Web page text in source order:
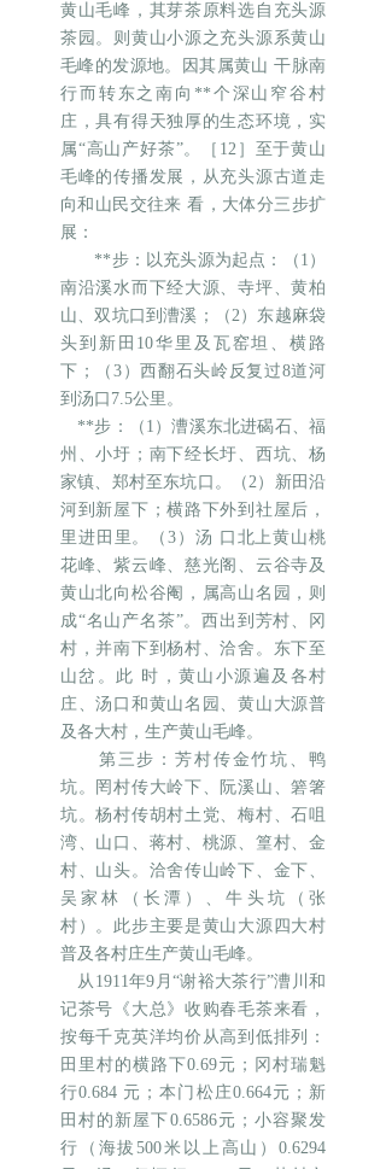
黄山毛峰，其芽茶原料选自充头源
茶园。则黄山小源之充头源系黄山
毛峰的发源地。因其属黄山 干脉南
行而转东之南向**个深山窄谷村
庄，具有得天独厚的生态环境，实
属“高山产好茶”。［12］至于黄山
毛峰的传播发展，从充头源古道走
向和山民交往来 看，大体分三步扩
展：
**步：以充头源为起点：（1）
南沿溪水而下经大源、寺坪、黄柏
山、双坑口到漕溪；（2）东越麻袋
头到新田10华里及瓦窑坦、横路
下；（3）西翻石头岭反复过8道河
到汤口7.5公里。
**步：（1）漕溪东北进碣石、福
州、小圩；南下经长圩、西坑、杨
家镇、郑村至东坑口。（2）新田沿
河到新屋下；横路下外到社屋后，
里进田里。（3）汤 口北上黄山桃
花峰、紫云峰、慈光阁、云谷寺及
黄山北向松谷阉，属高山名园，则
成“名山产名茶”。西出到芳村、冈
村，并南下到杨村、洽舍。东下至
山岔。此 时，黄山小源遍及各村
庄、汤口和黄山名园、黄山大源普
及各大村，生产黄山毛峰。
第三步：芳村传金竹坑、鸭
坑。罔村传大岭下、阮溪山、箬箸
坑。杨村传胡村土党、梅村、石咀
湾、山口、蒋村、桃源、篁村、金
村、山头。洽舍传山岭下、金下、
吴家林（长潭）、牛头坑（张
村）。此步主要是黄山大源四大村
普及各村庄生产黄山毛峰。
从1911年9月“谢裕大茶行”漕川和
记茶号《大总》收购春毛茶来看，
按每千克英洋均价从高到低排列：
田里村的横路下0.69元；冈村瑞魁
行0.684 元；本门松庄0.664元；新
田村的新屋下0.6586元；小容聚发
行（海拔500米以上高山）0.6294